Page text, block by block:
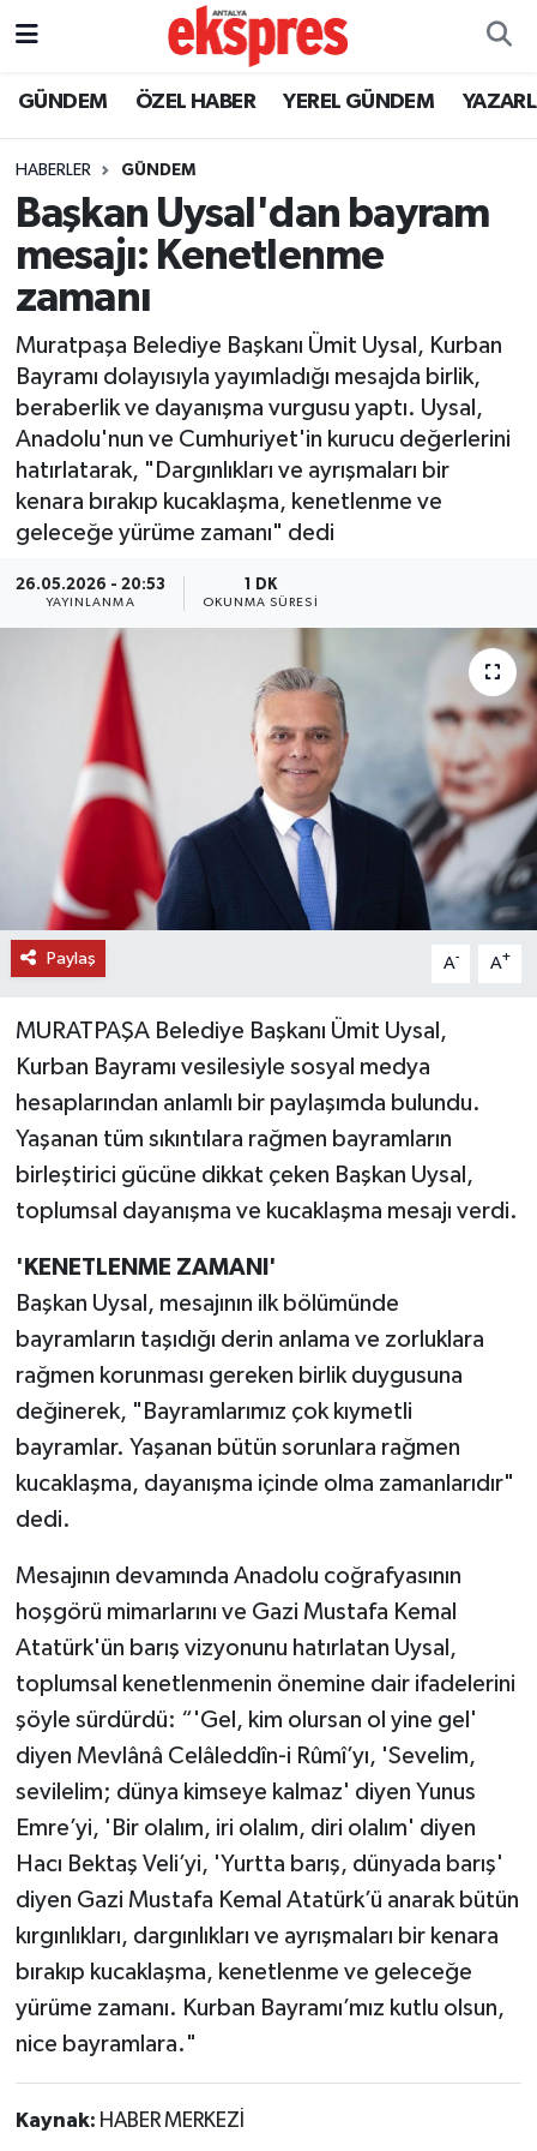
GÜNDEM ÖZEL HABER YEREL GÜNDEM
HABERLER GÜNDEM
Başkan Uysal'dan bayram
mesajı: Kenetlenme
zamanı
Muratpaşa Belediye Başkanı Ümit Uysal, Kurban
Bayramı dolayısıyla yayımladığı mesajda birlik,
beraberlik ve dayanışma vurgusu yaptı. Uysal,
Anadolu'nun ve Cumhuriyet'in kurucu değerlerini
hatırlatarak, "Dargınlıkları ve ayrışmaları bir
kenara bırakıp kucaklaşma, kenetlenme ve
geleceğe yürüme zamanı" dedi
26.05.2026 - 20:53
YAYINLANMA
1 DK
OKUNMA SÜRESI
Paylaş A- A+
MURATPAŞA Belediye Başkanı Ümit Uysal,
Kurban Bayramı vesilesiyle sosyal medya
hesaplarından anlamlı bir paylaşımda bulundu.
Yaşanan tüm sıkıntılara rağmen bayramların
birleştirici gücüne dikkat çeken Başkan Uysal,
toplumsal dayanışma ve kucaklaşma mesajı verdi.
'KENETLENME ZAMANI'
Başkan Uysal, mesajının ilk bölümünde
bayramların taşıdığı derin anlama ve zorluklara
rağmen korunması gereken birlik duygusuna
değinerek, "Bayramlarımız çok kıymetli
bayramlar. Yaşanan bütün sorunlara rağmen
kucaklaşma, dayanışma içinde olma zamanlarıdır"
dedi.
Mesajının devamında Anadolu coğrafyasının
hoşgörü mimarlarını ve Gazi Mustafa Kemal
Atatürk'ün barış vizyonunu hatırlatan Uysal,
toplumsal kenetlenmenin önemine dair ifadelerini
şöyle sürdürdü: “'Gel, kim olursan ol yine gel'
diyen Mevlânâ Celâleddîn-i Rûmî’yı, 'Sevelim,
sevilelim; dünya kimseye kalmaz' diyen Yunus
Emre’yi, 'Bir olalım, iri olalım, diri olalım' diyen
Hacı Bektaş Veli’yi, 'Yurtta barış, dünyada barış'
diyen Gazi Mustafa Kemal Atatürk’ü anarak bütün
kırgınlıkları, dargınlıkları ve ayrışmaları bir kenara
bırakıp kucaklaşma, kenetlenme ve geleceğe
yürüme zamanı. Kurban Bayramı’mız kutlu olsun,
nice bayramlara."
Kaynak: HABER MERKEZİ
ÖZEL HABER
YEREL GÜNDEM
EKONOMİ
KÜLTÜR - SANAT
SPOR
SİYASET
SAĞLIK
DÜNYA
EĞİTİM
TURİZM
RÖPORTAJ
VİDEO HABERLER
YAZARLAR
RESMİ İLAN
Nöbetçi Eczaneler
Trafik Durumu
Süper Lig Puan Durumu ve Fikstür
Tüm Manşetler
Son Dakika Haberleri
Haber Arşivi